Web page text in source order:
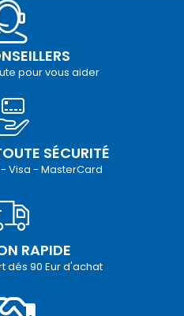
pour vous aider
SÉCURITÉ
Visa - MasterCard
RAPIDE
dés 90 Eur d'achat